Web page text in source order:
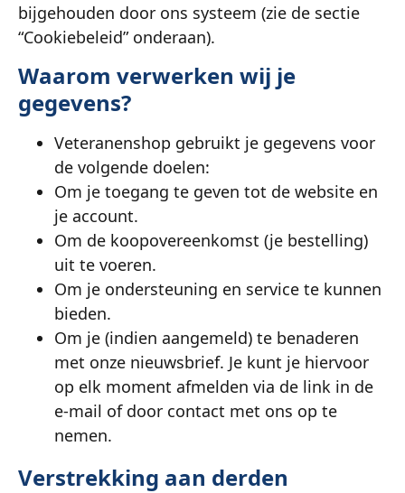
bijgehouden door ons systeem (zie de sectie
“Cookiebeleid” onderaan).
Waarom verwerken wij je
gegevens?
Veteranenshop gebruikt je gegevens voor
de volgende doelen:
Om je toegang te geven tot de website en
je account.
Om de koopovereenkomst (je bestelling)
uit te voeren.
Om je ondersteuning en service te kunnen
bieden.
Om je (indien aangemeld) te benaderen
met onze nieuwsbrief. Je kunt je hiervoor
op elk moment afmelden via de link in de
e-mail of door contact met ons op te
nemen.
Verstrekking aan derden